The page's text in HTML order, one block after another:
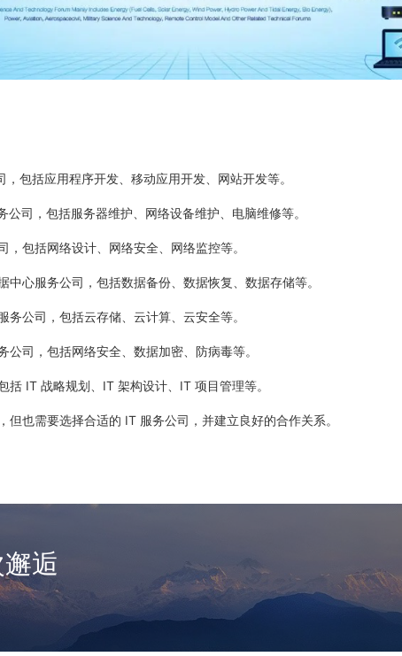
包括应用程序开发、移动应用开发、网站开发等。
司，包括服务器维护、网络设备维护、电脑维修等。
包括网络设计、网络安全、网络监控等。
心服务公司，包括数据备份、数据恢复、数据存储等。
公司，包括云存储、云计算、云安全等。
司，包括网络安全、数据加密、防病毒等。
IT 战略规划、IT 架构设计、IT 项目管理等。
也需要选择合适的 IT 服务公司，并建立良好的合作关系。
逅